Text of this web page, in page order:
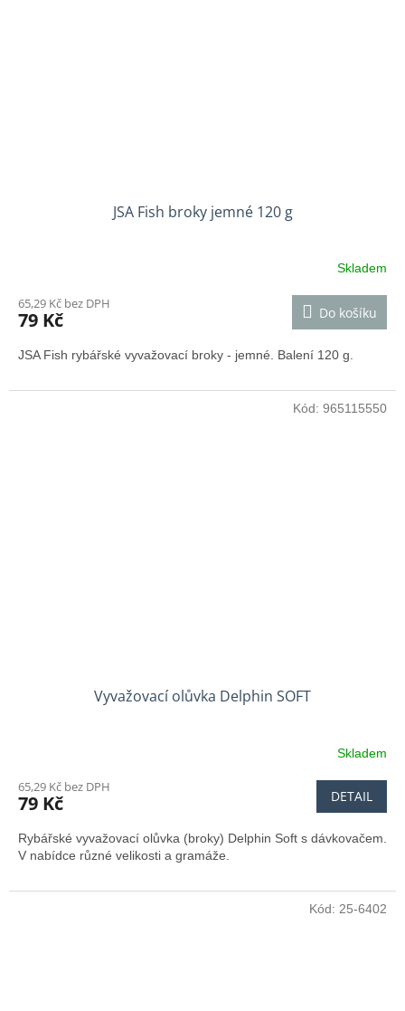
JSA Fish broky jemné 120 g
Skladem
65,29 Kč bez DPH
79 Kč Do košíku
JSA Fish rybářské vyvažovací broky - jemné. Balení 120 g.
Vyvažovací olůvka Delphin SOFT
Skladem
65,29 Kč bez DPH
79 Kč DETAIL
Rybářské vyvažovací olůvka (broky) Delphin Soft s dávkovačem.
V nabídce různé velikosti a gramáže.
Kód: 965115550
Kód: 25-6402